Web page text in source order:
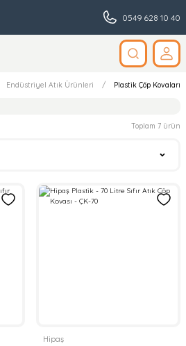
0549 628 10 40
Endüstriyel Atık Ürünleri Plastik Çöp Kovaları
Toplam 7 ürün
Hipaş